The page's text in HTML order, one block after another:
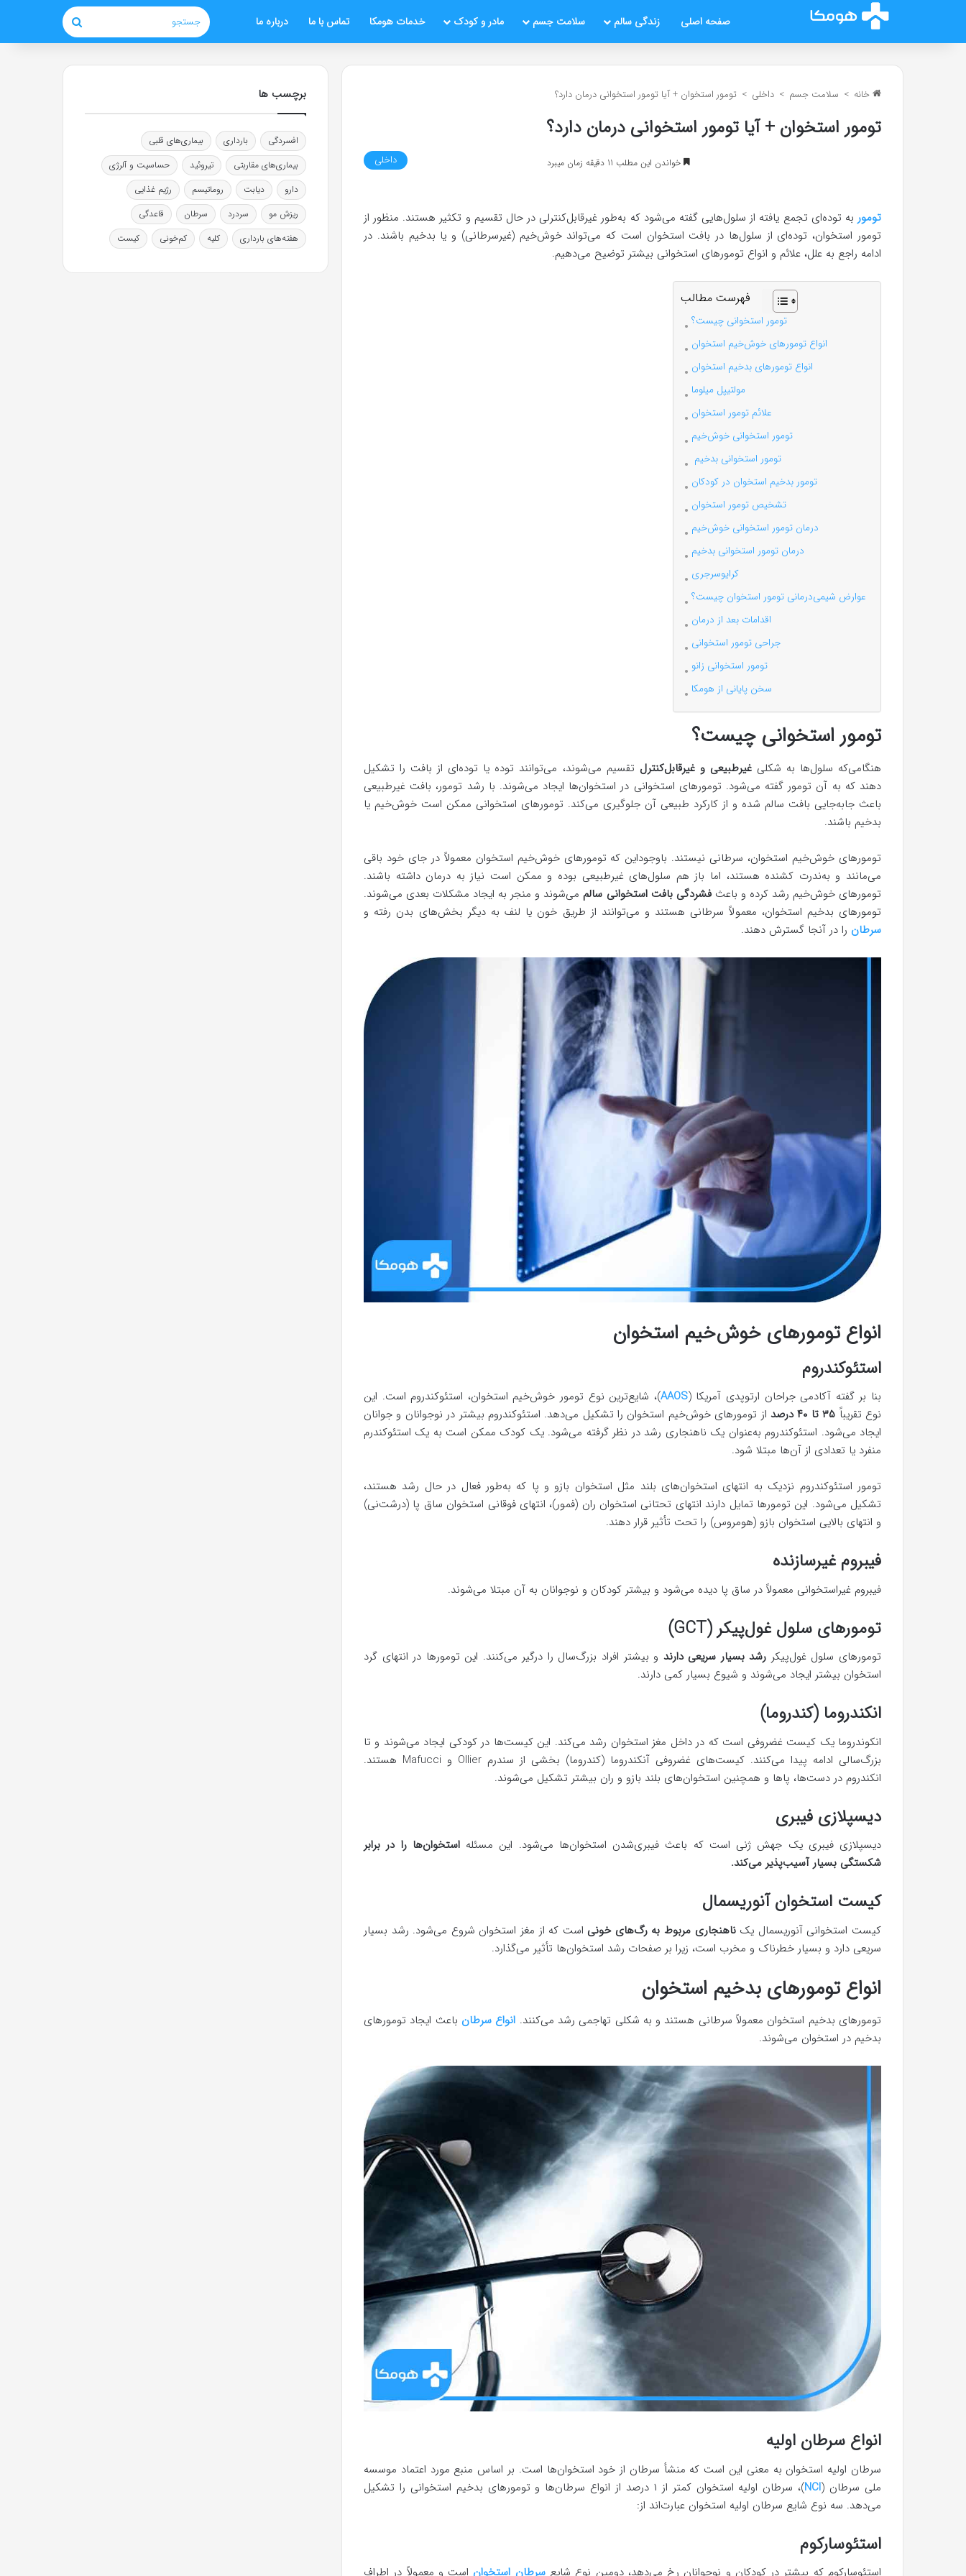
صفحه اصلی زندگی سالم سلامت جسم مادر و کودک خدمات هومکا تماس با ما درباره ما جستجو
خانه > سلامت جسم > داخلی > تومور استخوان + آیا تومور استخوانی درمان دارد؟
تومور استخوان + آیا تومور استخوانی درمان دارد؟
خواندن این مطلب 11 دقیقه زمان میبرد داخلی
تومور به توده‌ای تجمع یافته از سلول‌هایی گفته می‌شود که به‌طور غیرقابل‌کنترلی در حال تقسیم و تکثیر هستند. منظور از
تومور استخوان، توده‌ای از سلول‌ها در بافت استخوان است که می‌تواند خوش‌خیم (غیرسرطانی) و یا بدخیم باشند. در
ادامه راجع به علل، علائم و انواع تومورهای استخوانی بیشتر توضیح می‌دهیم.
فهرست مطالب
تومور استخوانی چیست؟
انواع تومورهای خوش‌خیم استخوان
انواع تومورهای بدخیم استخوان
مولتیپل میلوما
علائم تومور استخوان
تومور استخوانی خوش‌خیم
تومور استخوانی بدخیم
تومور بد‌خیم استخوان در کودکان
تشخیص تومور استخوان
درمان تومور استخوانی خوش‌خیم
درمان تومور استخوانی بدخیم
کرایوسرجری
عوارض شیمی‌درمانی تومور استخوان چیست؟
اقدامات بعد از درمان
جراحی تومور استخوانی
تومور استخوانی زانو
سخن پایانی از هومکا
تومور استخوانی چیست؟
هنگامی‌که سلول‌ها به شکلیغیرطبیعی و غیرقابل‌کنترل تقسیم می‌شوند، می‌توانند توده یا توده‌ای از بافت را تشکیل
دهند که به آن تومور گفته می‌شود. تومورهای استخوانی در استخوان‌ها ایجاد می‌شوند. با رشد تومور، بافت غیرطبیعی
باعث جابه‌جایی بافت سالم شده و از کارکرد طبیعی آن جلوگیری می‌کند. تومورهای استخوانی ممکن است خوش‌خیم یا
بدخیم باشند.
تومورهای خوش‌خیم استخوان، سرطانی نیستند. باوجوداین که تومورهای خوش‌خیم استخوان معمولاً در جای خود باقی
می‌مانند و به‌ندرت کشنده هستند، اما باز هم سلول‌های غیرطبیعی بوده و ممکن است نیاز به درمان داشته باشند.
تومورهای خوش‌خیم رشد کرده و باعثفشردگی بافت استخوانی سالممی‌شوند و منجر به ایجاد مشکلات بعدی می‌شوند.
تومورهای بدخیم استخوان، معمولاً سرطانی هستند و می‌توانند از طریق خون یا لنف به دیگر بخش‌های بدن رفته و
سرطان را در آنجا گسترش دهند.
انواع تومورهای خوش‌خیم استخوان
استئوکندروم
بنا بر گفته آکادمی جراحان ارتوپدی آمریکا (AAOS)، شایع‌ترین نوع تومور خوش‌خیم استخوان، استئوکندروم است. این
نوع تقریباً ۳۵ تا ۴۰ درصد
از تومورهای خوش‌خیم استخوان را تشکیل می‌دهد. استئوکندروم بیشتر در نوجوانان و جوانان
ایجاد می‌شود. استئوکندروم به‌عنوان یک ناهنجاری رشد در نظر گرفته می‌شود. یک کودک ممکن است به یک استئوکندرم
منفرد یا تعدادی از آن‌ها مبتلا شود.
تومور استئوکندروم نزدیک به انتهای استخوان‌های بلند مثل استخوان بازو و پا که به‌طور فعال در حال رشد هستند،
تشکیل می‌شود. این تومورها تمایل دارند انتهای تحتانی استخوان ران (فمور)، انتهای فوقانی استخوان ساق پا (درشت‌نی)
و انتهای بالایی استخوان بازو (هومروس) را تحت تأثیر قرار دهند.
فیبروم غیرسازنده
فیبروم غیراستخوانی معمولاً در ساق پا دیده می‌شود و بیشتر کودکان و نوجوانان به آن مبتلا می‌شوند.
تومورهای سلول غول‌پیکر (GCT)
تومورهای سلول غول‌پیکر رشد بسیار سریعی دارند و بیشتر افراد بزرگ‌سال را درگیر می‌کنند. این تومورها در انتهای گرد
استخوان بیشتر ایجاد می‌شوند و شیوع بسیار کمی دارند.
انکندروما (کندروما)
انکوندروما یک کیست غضروفی است که در داخل مغز استخوان رشد می‌کند. این کیست‌ها در کودکی ایجاد می‌شوند و تا
بزرگ‌سالی ادامه پیدا می‌کنند. کیست‌های غضروفی آنکندروما (کندروما) بخشی از سندرم Ollier و Mafucci هستند.
انکندروم در دست‌ها، پاها و همچنین استخوان‌های بلند بازو و ران بیشتر تشکیل می‌شوند.
دیسپلازی فیبری
دیسپلازی فیبری یک جهش ژنی است که باعث فیبری‌شدن استخوان‌ها می‌شود. این مسئله استخوان‌ها را در برابر
شکستگی بسیار آسیب‌پذیر می‌کند.
کیست استخوان آنوریسمال
کیست استخوانی آنوریسمال یکناهنجاری مربوط به رگ‌های خونی است که از مغز استخوان شروع می‌شود. رشد بسیار
سریعی دارد و بسیار خطرناک و مخرب است، زیرا بر صفحات رشد استخوان‌ها تأثیر می‌گذارد.
انواع تومورهای بدخیم استخوان
تومورهای بدخیم استخوان معمولاً سرطانی هستند و به شکلی تهاجمی رشد می‌کنند. انواع سرطان باعث ایجاد تومورهای
بدخیم در استخوان می‌شوند.
انواع سرطان اولیه
سرطان اولیه استخوان به معنی این است که منشأ سرطان از خود استخوان‌ها است. بر اساس منبع مورد اعتماد موسسه
ملی سرطان (NCI
)، سرطان اولیه استخوان کمتر از ۱ درصد از انواع سرطان‌ها و تومورهای بدخیم استخوانی را تشکیل
می‌دهد. سه نوع شایع سرطان اولیه استخوان عبارت‌اند از:
استئوسارکوم
برچسب ها
افسردگی بارداری
بیماری‌های قلبی
بیماری‌های مقاربتی
تیروئید
حساسیت و آلرژی
دارو
دیابت روماتیسم
رژیم غذایی
ریزش مو
سردرد سرطان
قاعدگی
هفته‌های بارداری
کلیه کم‌خونی کیست